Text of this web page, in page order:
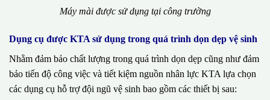
Máy mài được sử dụng tại công trường
Dụng cụ được KTA sử dụng trong quá trình dọn dẹp vệ sinh
Nhằm đảm bảo chất lượng trong quá trình dọn dẹp cũng như đảm
bảo tiến độ công việc và tiết kiệm nguồn nhân lực KTA lựa chọn
các dụng cụ hỗ trợ đội ngũ vệ sinh bao gồm các thiết bị sau: